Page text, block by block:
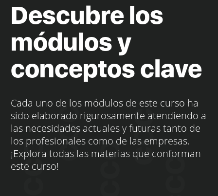
Descubre los
módulos y
conceptos clave
Cada uno de los módulos de este curso ha
sido elaborado rigurosamente atendiendo a
las necesidades actuales y futuras tanto de
los profesionales como de las empresas.
¡Explora todas las materias que conforman
este curso!